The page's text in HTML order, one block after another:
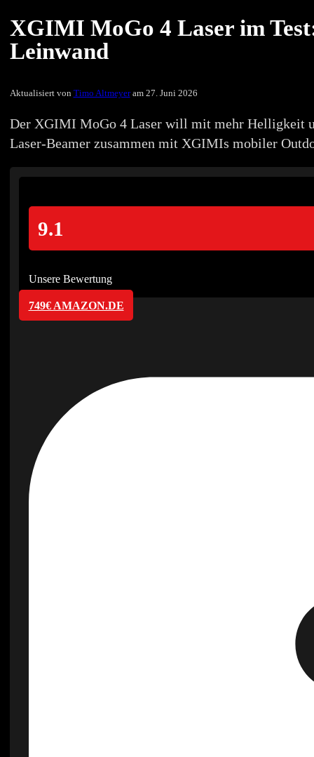
XGIMI MoGo 4 Laser im
Leinwand
Aktualisiert von Timo Altmeyeram 27. Juni 2026
Der XGIMI MoGo 4 Laser will mit mehr Helligkeit
Laser-Beamer zusammen mit XGIMIs mobiler
9.1
Unsere Bewertung
749€ AMAZON.DE